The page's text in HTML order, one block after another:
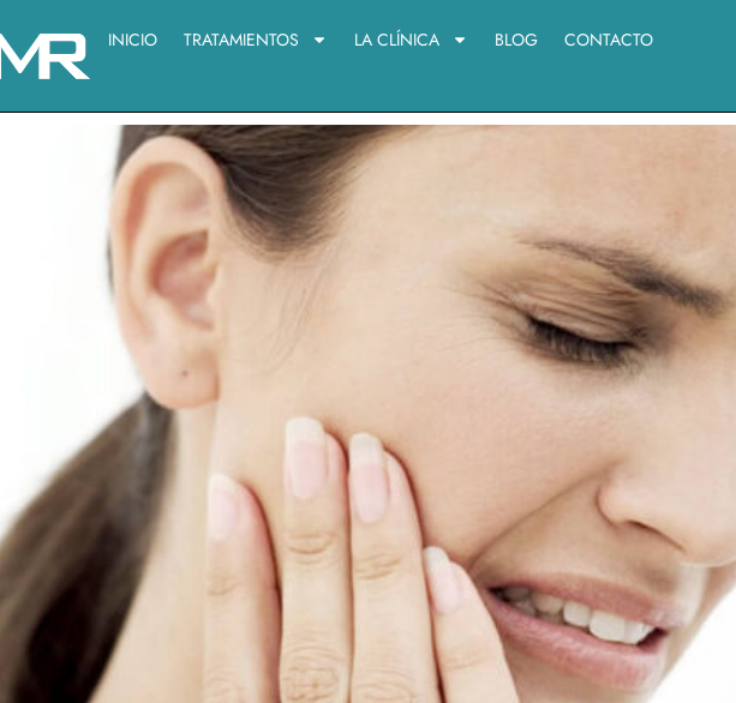
INICIO TRATAMIENTOS LA CLÍNICA BLOG CONTACTO